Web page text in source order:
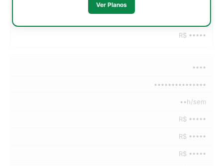
R$ •••••
••••
•••••••••••••••
••h/sem
R$ •••••
R$ •••••
R$ •••••
Ver Planos